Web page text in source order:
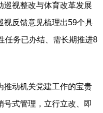
巡视整改与体育改革发展
视反馈意见梳理出59个具
任务已办结、需长期推进8
动机关党建工作的宝贵
号式管理，立行立改、即